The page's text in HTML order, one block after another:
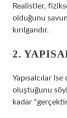
Realistler,
olduğunu
kırılgandır.
2.
Yapısalcılar
oluştuğunu
kadar